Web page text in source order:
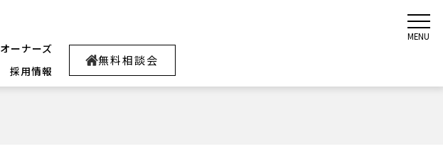
オーナーズ
採用情報
無料相談会
MENU